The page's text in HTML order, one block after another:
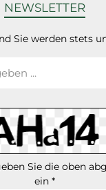
NEWSLETTER
Sie werden stets
Sie die oben
ein *